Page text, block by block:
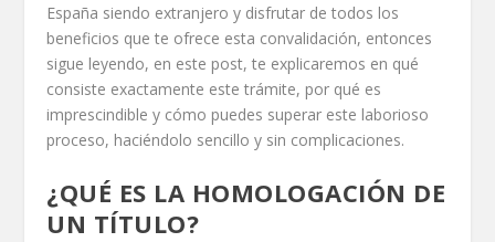
España siendo extranjero y disfrutar de todos los
beneficios que te ofrece esta convalidación, entonces
sigue leyendo, en este post, te explicaremos en qué
consiste exactamente este trámite, por qué es
imprescindible y cómo puedes superar este laborioso
proceso, haciéndolo sencillo y sin complicaciones.
¿QUÉ ES LA HOMOLOGACIÓN DE
UN TÍTULO?